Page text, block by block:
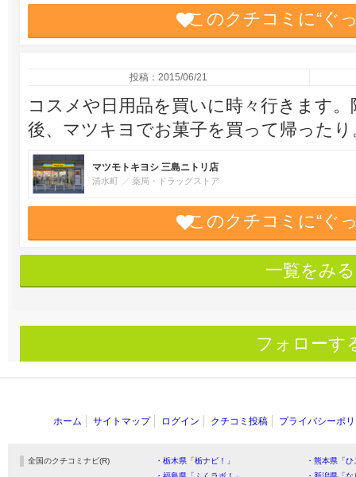
このクチコミに“ぐ
投稿：2015/06/21
コスメや日用品を買いに時々行きます
後、マツキヨでお菓子を買って帰った
マツモトキヨシ 三島ニトリ店
清水町 薬局・ドラッグストア
このクチコミに“ぐ
一覧をみる
フォローす
ホーム サイトマップ ログイン クチコミ投稿 プライバシーポ
全国のクチコミナビ(R) ・栃木県「栃ナビ！」
・熊本県「